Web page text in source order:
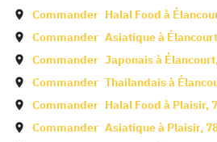
Commander Halal Food à
Commander Asiatique à Élancourt
Commander Japonais à Élancourt
Commander Thailandais à
Commander Halal Food à Plaisir,
Commander Asiatique à Plaisir,